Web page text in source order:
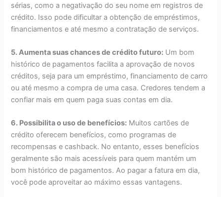
sérias, como a negativação do seu nome em registros de
crédito. Isso pode dificultar a obtenção de empréstimos,
financiamentos e até mesmo a contratação de serviços.
5. Aumenta suas chances de crédito futuro: Um bom
histórico de pagamentos facilita a aprovação de novos
créditos, seja para um empréstimo, financiamento de carro
ou até mesmo a compra de uma casa. Credores tendem a
confiar mais em quem paga suas contas em dia.
6. Possibilita o uso de benefícios: Muitos cartões de
crédito oferecem benefícios, como programas de
recompensas e cashback. No entanto, esses benefícios
geralmente são mais acessíveis para quem mantém um
bom histórico de pagamentos. Ao pagar a fatura em dia,
você pode aproveitar ao máximo essas vantagens.